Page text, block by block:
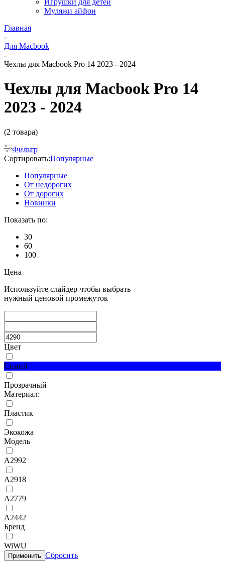
Игрушки для детей
Муляжи айфон
Главная
-
Для Macbook
-
Чехлы для Macbook Pro 14 2023 - 2024
Чехлы для Macbook Pro 14
2023 - 2024
(2 товара)
Фильтр
Сортировать:Популярные
Популярные
От недорогих
От дорогих
Новинки
Показать по:
30
60
100
Цена
Используйте слайдер чтобы выбрать
нужный ценовой промежуток
Цвет
Синий
Прозрачный
Материал:
Пластик
Экокожа
Модель
A2992
A2918
A2779
A2442
Бренд
WiWU
Применить Сбросить